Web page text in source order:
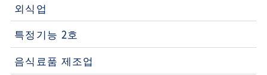
외식업
특정기능 2호
음식료품 제조업